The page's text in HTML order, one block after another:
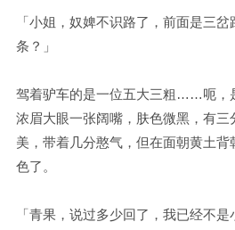
「小姐，奴婢不识路了，前面是三
条？」
驾着驴车的是一位五大三粗……呃，
浓眉大眼一张阔嘴，肤色微黑，有三
美，带着几分憨气，但在面朝黄土背
色了。
「青果，说过多少回了，我已经不